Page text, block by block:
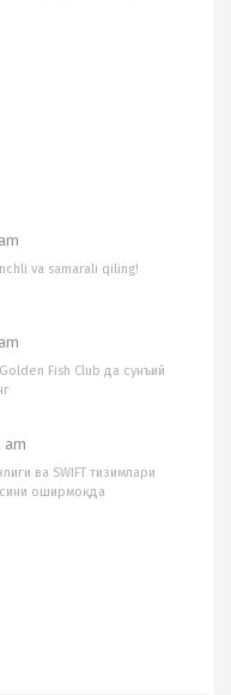
va samarali qiling!
Fish Club да сунъий
ва SWIFT тизимлари
оширмоқда